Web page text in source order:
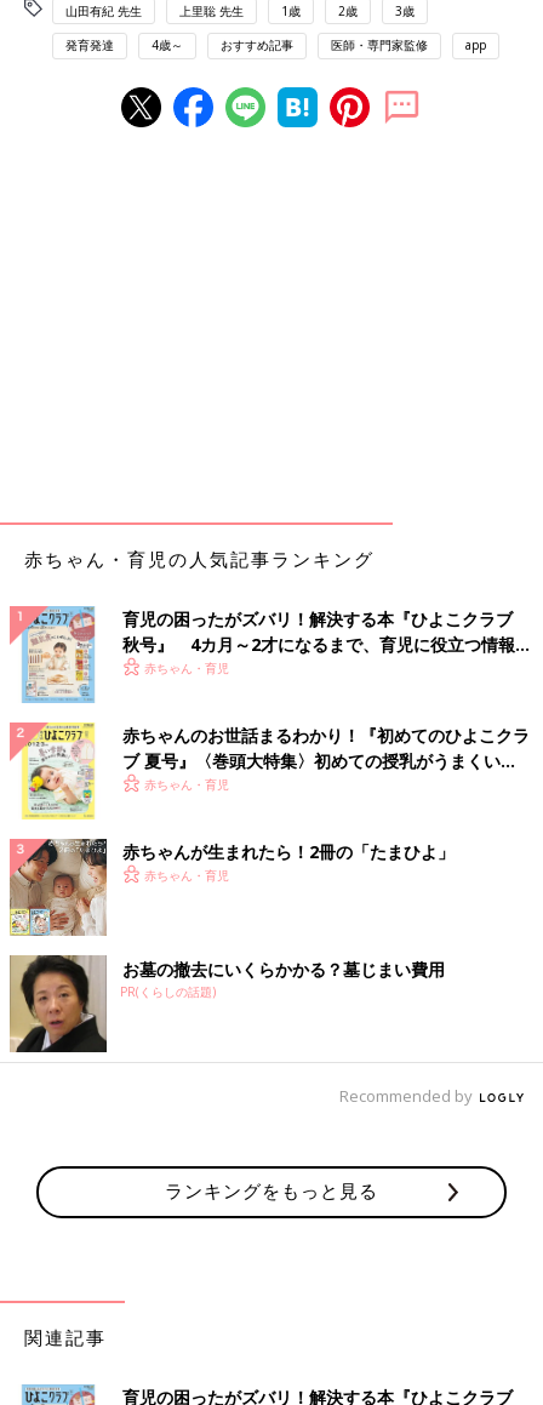
山田有紀 先生 上里聡 先生 1歳 2歳 3歳
発育発達 4歳～ おすすめ記事 医師・専門家監修 app
赤ちゃん・育児の人気記事ランキング
育児の困ったがズバリ！解決する本『ひよこクラブ
秋号』 4カ月～2才になるまで、育児に役立つ情報が
いっぱい！
赤ちゃん・育児
赤ちゃんのお世話まるわかり！『初めてのひよこクラ
ブ 夏号』〈巻頭大特集〉初めての授乳がうまくい
く！ おっぱい・ミルクの基本と夏のトラブル 解決テ
赤ちゃん・育児
赤ちゃんが生まれたら！2冊の「たまひよ」
赤ちゃん・育児
お墓の撤去にいくらかかる？墓じまい費用
PR(くらしの話題)
Recommended by
ランキングをもっと見る
関連記事
育児の困ったがズバリ！解決する本『ひよこクラブ